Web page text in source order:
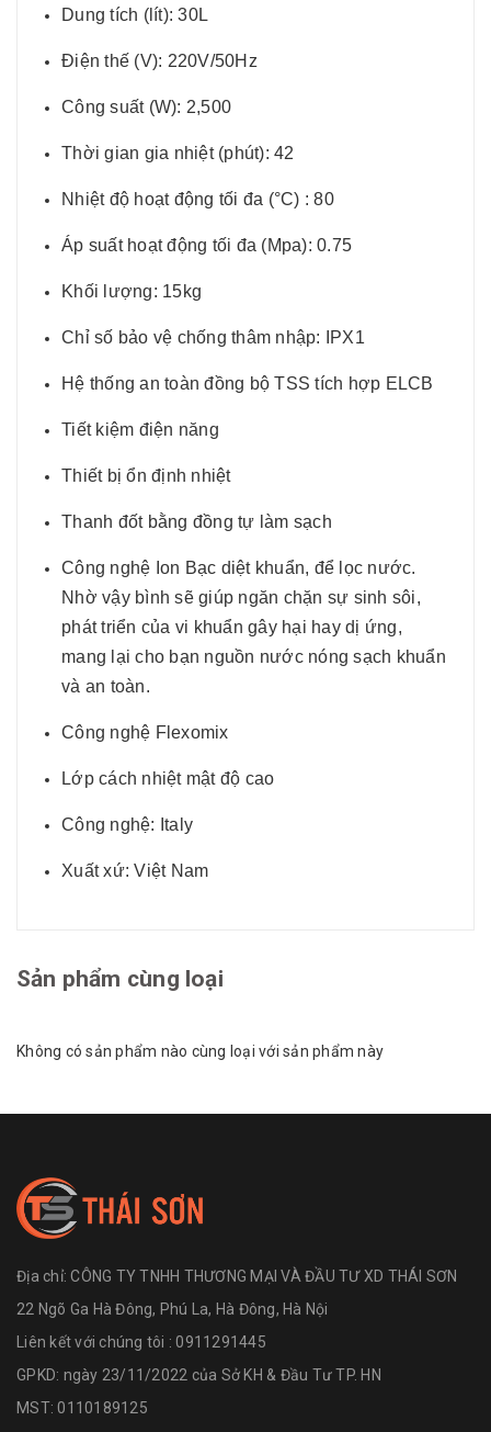
Dung tích (lít): 30L
Điện thế (V): 220V/50Hz
Công suất (W): 2,500
Thời gian gia nhiệt (phút): 42
Nhiệt độ hoạt động tối đa (°C) : 80
Áp suất hoạt động tối đa (Mpa): 0.75
Khối lượng: 15kg
Chỉ số bảo vệ chống thâm nhập: IPX1
Hệ thống an toàn đồng bộ TSS tích hợp ELCB
Tiết kiệm điện năng
Thiết bị ổn định nhiệt
Thanh đốt bằng đồng tự làm sạch
Công nghệ Ion Bạc diệt khuẩn, để lọc nước.
Nhờ vậy bình sẽ giúp ngăn chặn sự sinh sôi,
phát triển của vi khuẩn gây hại hay dị ứng,
mang lại cho bạn nguồn nước nóng sạch khuẩn
và an toàn.
Công nghệ Flexomix
Lớp cách nhiệt mật độ cao
Công nghệ: Italy
Xuất xứ: Việt Nam
Sản phẩm cùng loại
Không có sản phẩm nào cùng loại với sản phẩm này
Địa chỉ:CÔNG TY TNHH THƯƠNG MẠI VÀ ĐẦU TƯ XD THÁI SƠN
22 Ngõ Ga Hà Đông, Phú La, Hà Đông, Hà Nội
Liên kết với chúng tôi : 0911291445
GPKD: ngày 23/11/2022 của Sở KH & Đầu Tư TP. HN
MST: 0110189125